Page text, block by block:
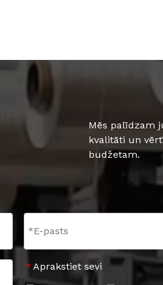
Mēs palīdzam
kvalitāti un
budžetam.
* Aprakstiet sevi